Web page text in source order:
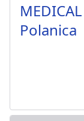
Polanica